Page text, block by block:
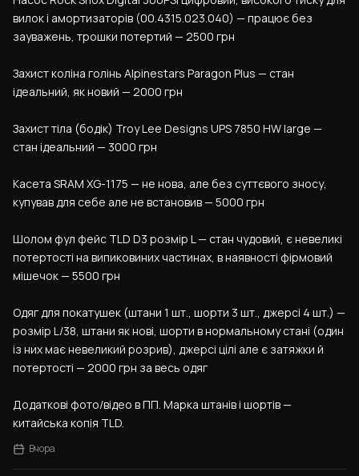
вилок і амортизаторів (00.4315.023.040) — працює без
зауважень, трошки потертий — 2500 грн
Захист коліна голінь Alpinestars Paragon Plus — стан
ідеальний, як новий — 2000 грн
Захист тіла (бодік) Troy Lee Designs UPS 7850 HW large —
стан ідеальний — 3000 грн
Касета SRAM XG-1175 — не нова, але без суттєвого зносу,
купував для себе але не встановив — 5000 грн
Шолом фул фейс TLD D3 розмір L — стан чудовий, є невеликі
потертості на випиковиних частинах, в наявності фірмовий
мішечок — 5500 грн
Одяг для покатушек (штани 1 шт., шорти 3 шт., джерсі 4 шт.) —
розмір L/38, штани як нові, шорти в нормальному стані (один
із них має невеликий розрив), джерсі цілі але є затяжки й
потертості — 2000 грн за весь одяг
Додаткові фото/відео в ПП. Марка штанів і шортів —
китайська копія TLD.
Вчора